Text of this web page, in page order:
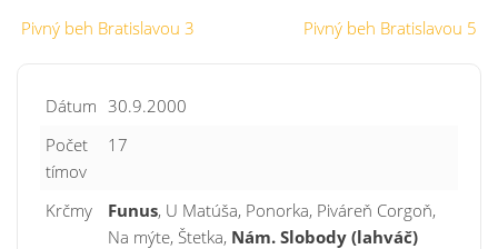
Pivný beh Bratislavou 3 Pivný beh Bratislavou 5
Dátum 30.9.2000
Počet
tímov
17
Krčmy Funus, U Matúša, Ponorka, Piváreň Corgoň,
Na mýte, Štetka, Nám. Slobody (lahváč)